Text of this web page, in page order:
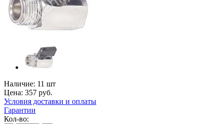
Наличие: 11 шт
Цена: 357 руб.
Условия доставки и оплаты
Гарантии
Кол-во: